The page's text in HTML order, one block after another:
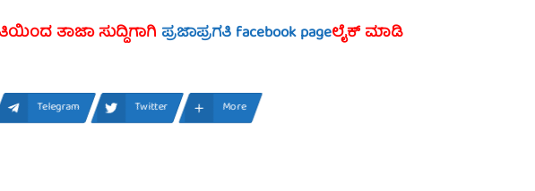
ತಾಜಾ ಸುದ್ದಿಗಾಗಿ ಪ್ರಜಾಪ್ರಗತಿ facebook pageಲೈಕ್ ಮಾಡಿ
Telegram Twitter More